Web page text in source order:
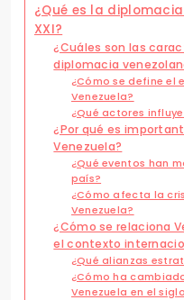
¿Qué es la
XXI?
¿Cuáles son las
diplomacia
¿Cómo se define
Venezuela?
¿Qué actores
¿Por qué es
Venezuela?
¿Qué eventos han
país?
¿Cómo afecta la
Venezuela?
¿Cómo se relaciona
el contexto
¿Qué alianzas
¿Cómo ha
Venezuela en el